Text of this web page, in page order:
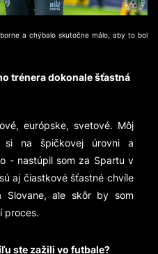
a chýbalo skutočne málo, aby to bol
trénera dokonale šťastná
európske, svetové. Môj
si na špičkovej úrovni a
- nastúpil som za Spartu v
aj čiastkové šťastné chvíle
Slovane, ale skôr by som
proces.
ste zažili vo futbale?